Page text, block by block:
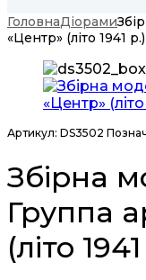
ГоловнаДіорами
«Центр» (літо 1941
Артикул: DS3502
Збірна
Группа
(літо